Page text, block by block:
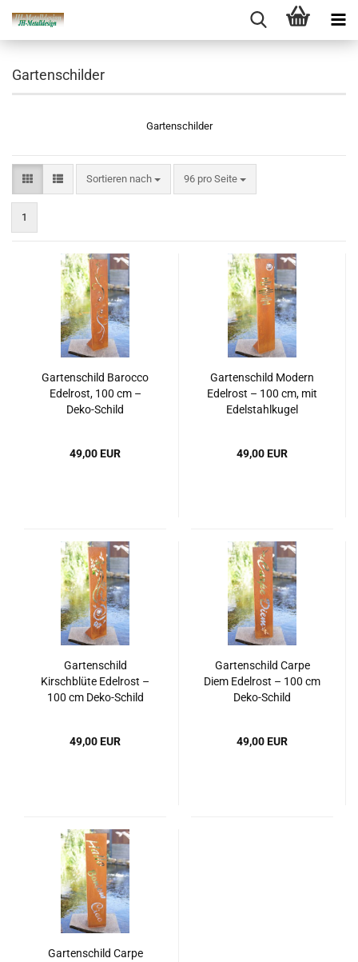
Gartenschilder
Gartenschilder
Sortieren nach
Sortieren nach 96 pro Seite
pro Seite
1
Gartenschild Barocco
Edelrost, 100 cm –
Deko-Schild
49,00 EUR
Gartenschild Modern
Edelrost – 100 cm, mit
Edelstahlkugel
49,00 EUR
Gartenschild
Kirschblüte Edelrost –
100 cm Deko-Schild
49,00 EUR
Gartenschild Carpe
Diem Edelrost – 100 cm
Deko-Schild
49,00 EUR
Gartenschild Carpe